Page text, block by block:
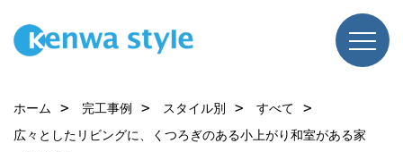
ホーム 完工事例 スタイル別
すべて
広々としたリビングに、くつろぎのある小上がり和室がある家